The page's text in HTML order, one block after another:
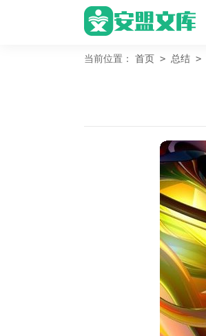
当前位置： 首页 > 总结 >